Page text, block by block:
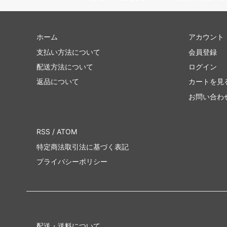
ホーム
支払い方法について
配送方法について
返品について
アカウント
会員登録
ログイン
カートを見
お問い合わ
RSS / ATOM
特定商法取引法に基づく表記
プライバシーポリシー